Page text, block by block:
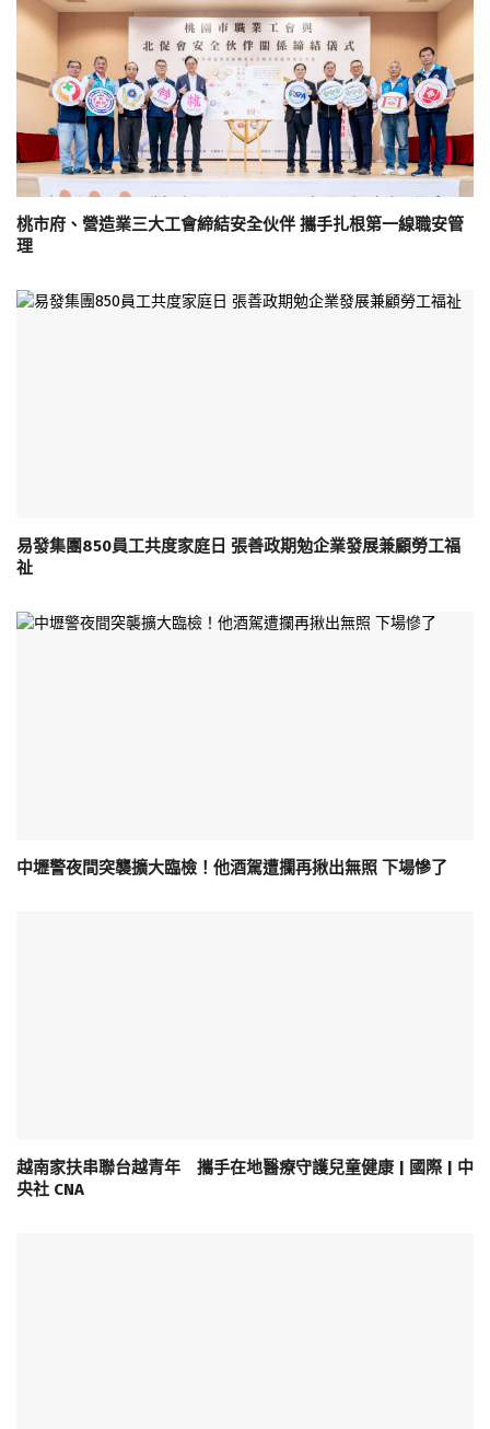
桃市府、營造業三大工會締結安全伙伴 攜手扎根第一線職安管
理
易發集團850員工共度家庭日 張善政期勉企業發展兼顧勞工福
祉
中壢警夜間突襲擴大臨檢！他酒駕遭攔再揪出無照 下場慘了
越南家扶串聯台越青年 攜手在地醫療守護兒童健康 | 國際 | 中
央社 CNA